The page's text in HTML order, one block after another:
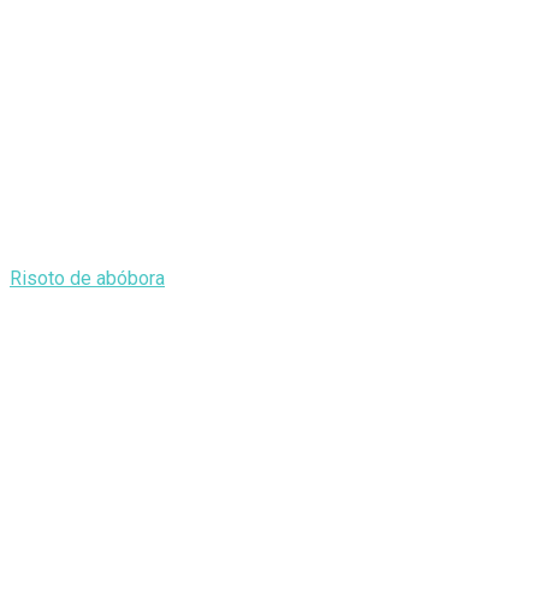
Risoto de abóbora